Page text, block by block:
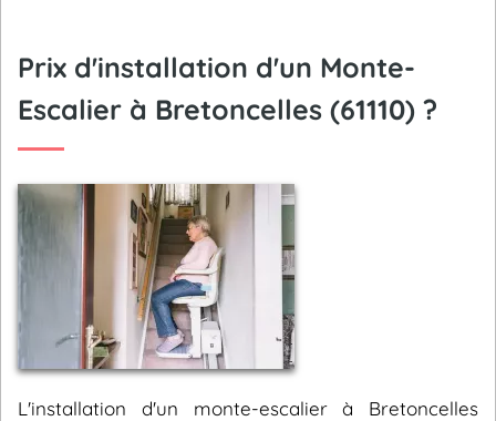
Prix d'installation d'un Monte-
Escalier à Bretoncelles (61110) ?
L'installation d'un monte-escalier à Bretoncelles